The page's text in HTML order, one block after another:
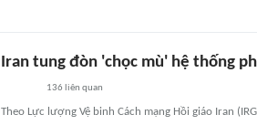
Iran tung đòn 'chọc mù' hệ thống
136 liên quan
Theo Lực lượng Vệ binh Cách mạng Hồi giáo Iran